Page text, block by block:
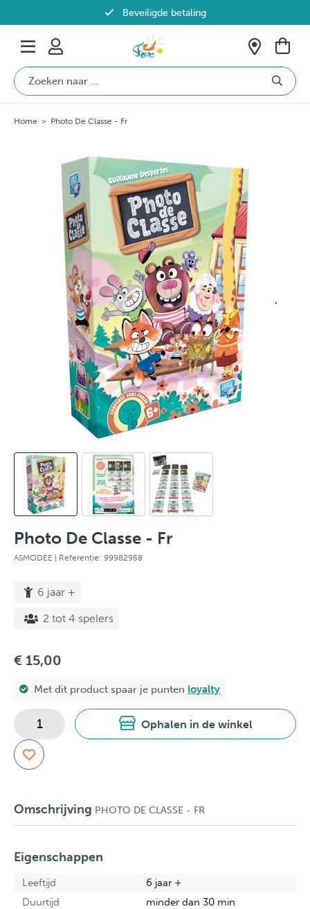
Beveiligde betaling
Gratis verzending vanaf €69 in België
Home > Photo De Classe - Fr
Photo De Classe - Fr
ASMODEE | Referentie: 99982958
6 jaar +
2 tot 4 spelers
€ 15,00
Met dit product spaar je punten loyalty
Ophalen in de winkel
Omschrijving PHOTO DE CLASSE - FR
Eigenschappen
Leeftijd
6 jaar +
Duurtijd
minder dan 30 min